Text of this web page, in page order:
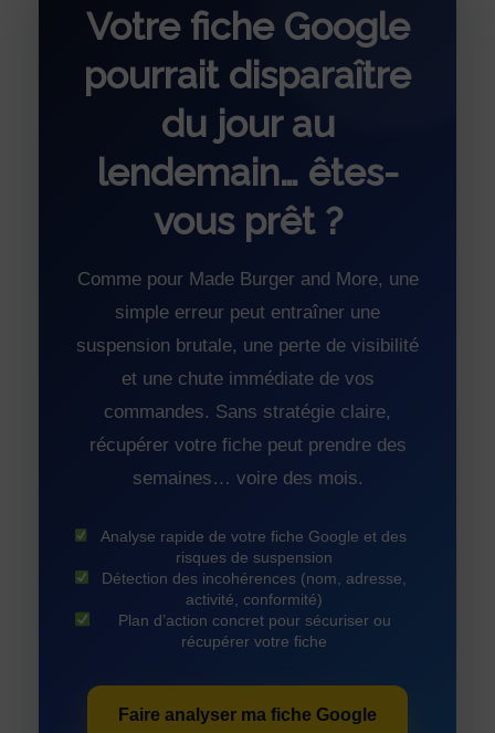
Votre fiche Google
pourrait disparaître
du jour au
lendemain… êtes-
vous prêt ?
Comme pour Made Burger and More, une
simple erreur peut entraîner une
suspension brutale, une perte de visibilité
et une chute immédiate de vos
commandes. Sans stratégie claire,
récupérer votre fiche peut prendre des
semaines… voire des mois.
Analyse rapide de votre fiche Google et des
risques de suspension
Détection des incohérences (nom, adresse,
activité, conformité)
Plan d’action concret pour sécuriser ou
récupérer votre fiche
Faire analyser ma fiche Google